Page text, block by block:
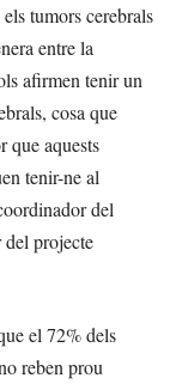
tumors cerebrals
entre la
afirmen tenir un
cosa que
que aquests
tenir-ne al
del
projecte
el 72% dels
reben prou